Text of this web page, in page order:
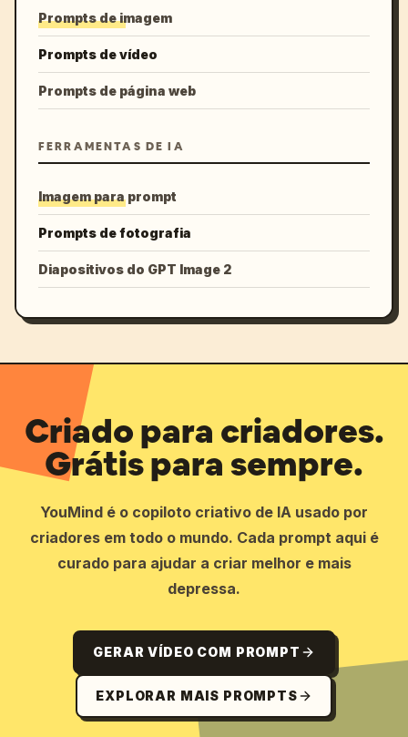
Prompts de imagem
Prompts de vídeo
Prompts de página web
FERRAMENTAS DE IA
Imagem para prompt
Prompts de fotografia
Diapositivos do GPT Image 2
Criado para criadores.
Grátis para sempre.
YouMind é o copiloto criativo de IA usado por
criadores em todo o mundo. Cada prompt aqui é
curado para ajudar a criar melhor e mais
depressa.
GERAR VÍDEO COM PROMPT
EXPLORAR MAIS PROMPTS